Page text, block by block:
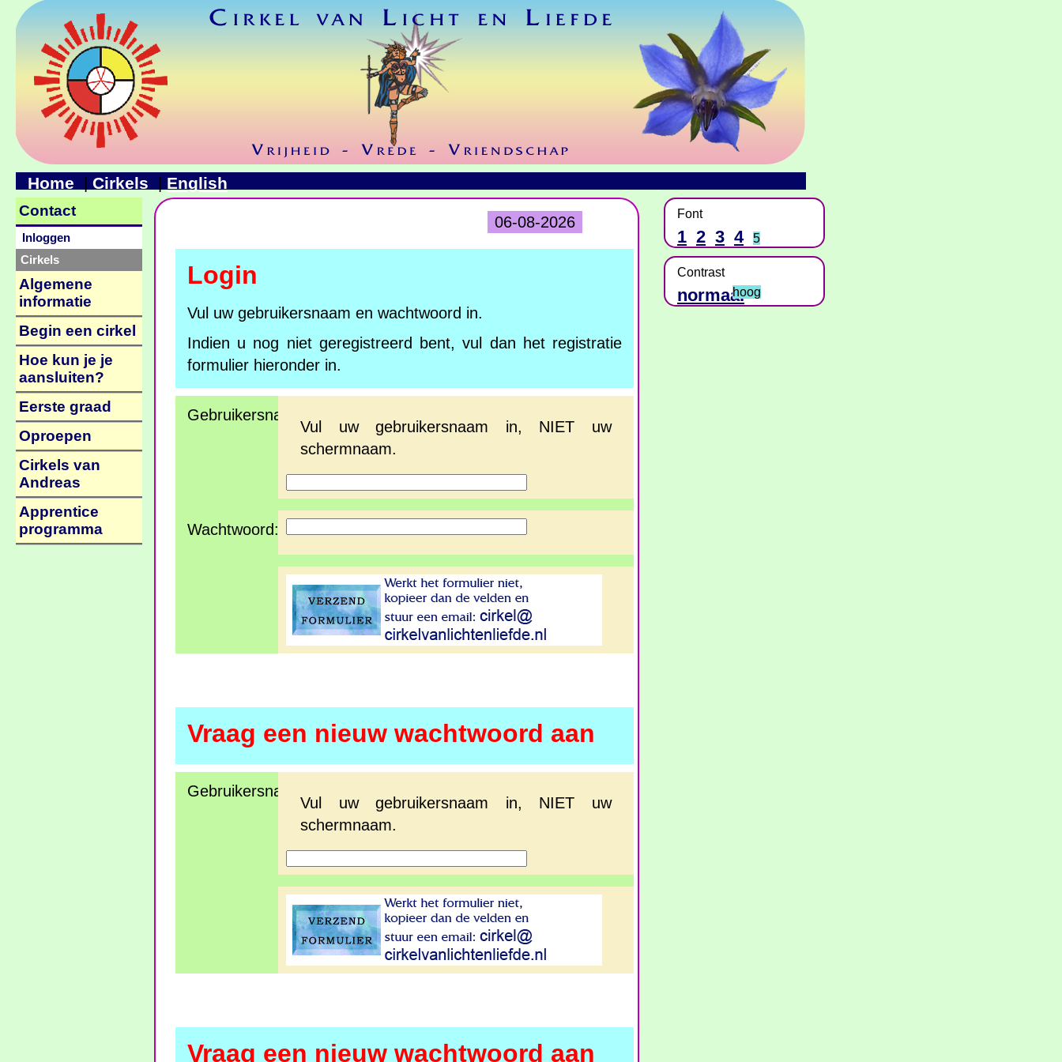
Home Cirkels English
06-08-2026
Login
Vul uw gebruikersnaam en wachtwoord in.
Indien u nog niet geregistreerd bent, vul dan het registratie
formulier hieronder in.
Gebruikersnaam:
Vul uw gebruikersnaam in, NIET uw
schermnaam.
Wachtwoord:
Vraag een nieuw wachtwoord aan
Gebruikersnaam:
Vul uw gebruikersnaam in, NIET uw
schermnaam.
Vraag een nieuw wachtwoord aan
Contact
Inloggen
Cirkels
Algemene
informatie
Begin een cirkel
Hoe kun je je
aansluiten?
Eerste graad
Oproepen
Cirkels van
Andreas
Apprentice
programma
Font
1 2 3 4 5
Contrast
normaalhoog